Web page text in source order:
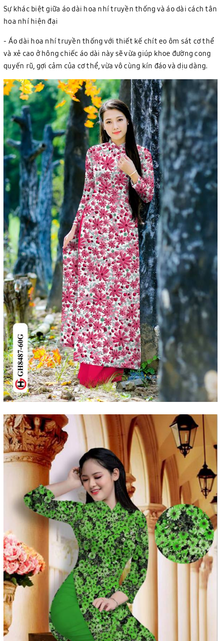
Sự khác biệt giữa áo dài hoa nhí truyền thống và áo dài cách tân
hoa nhí hiện đại
- Áo dài hoa nhí truyền thống với thiết kế chít eo ôm sát cơ thể
và xẻ cao ở hông chiếc áo dài này sẽ vừa giúp khoe đường cong
quyến rũ, gợi cảm của cơ thể, vừa vô cùng kín đáo và dịu dàng.